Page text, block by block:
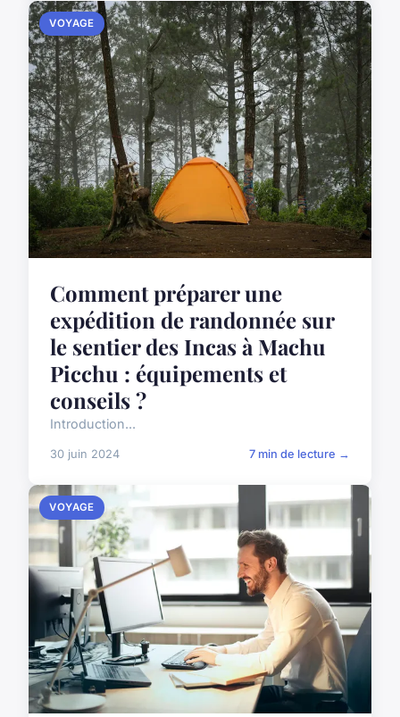
VOYAGE
Comment préparer une
expédition de randonnée sur
le sentier des Incas à Machu
Picchu : équipements et
conseils ?
Introduction...
30 juin 2024 7 min de lecture →
VOYAGE